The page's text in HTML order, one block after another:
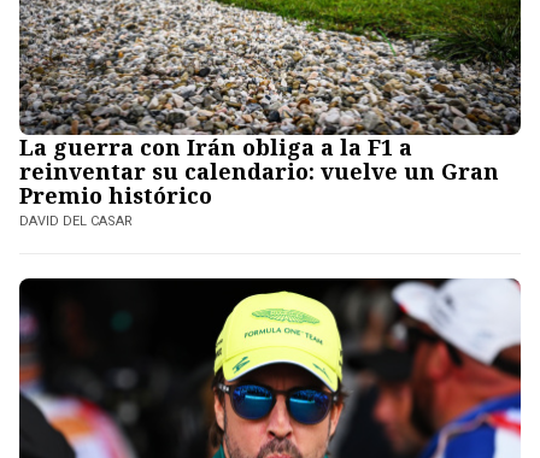
La guerra con Irán obliga a la F1 a
reinventar su calendario: vuelve un Gran
Premio histórico
DAVID DEL CASAR